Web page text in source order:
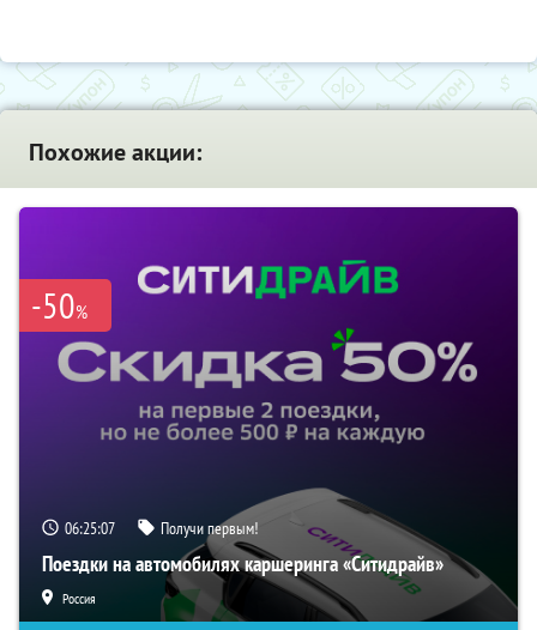
Похожие акции:
-50%
06:25:07 Получи первым!
Поездки на автомобилях каршеринга «Ситидрайв»
Россия